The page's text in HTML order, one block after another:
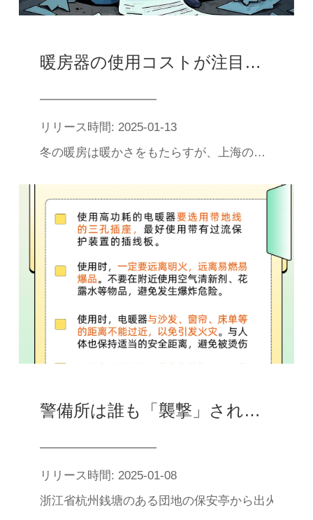
暖房器の使用コストが注目される：上海の千元以上の電気料金の背後にあるヒント
リリース時間: 2025-01-13
冬の暖房は暖かさをもたらすが、上海のある市民は40元の暖房機で1月に千元の電気料金の請求書を受け取った。
警備所は誰も「襲撃」されておらず、警備員のおじさんは帰ってきた時には「家」がなくなっていた
リリース時間: 2025-01-08
浙江省杭州銭塘のある団地の保安亭から出火し、